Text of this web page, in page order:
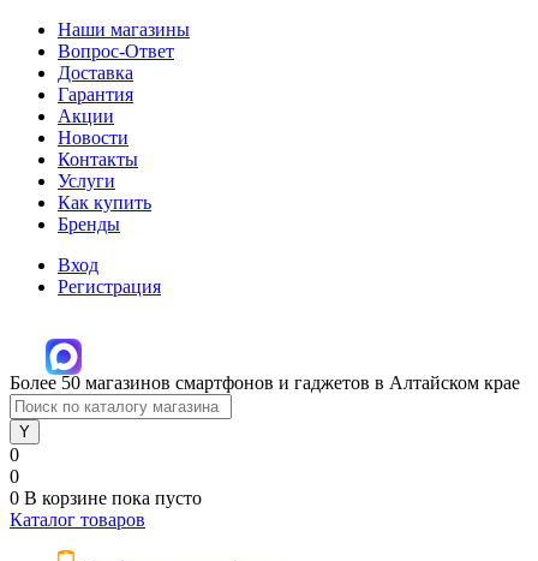
Наши магазины
Вопрос-Ответ
Доставка
Гарантия
Акции
Новости
Контакты
Услуги
Как купить
Бренды
Вход
Регистрация
Более 50 магазинов смартфонов и гаджетов в Алтайском крае
0
0
0 В корзине пока пусто
Каталог товаров